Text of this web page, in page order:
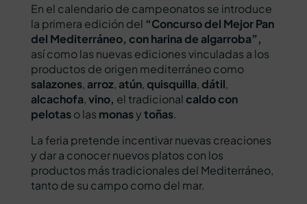
En el calendario de campeonatos se introduce
la primera edición del “Concurso del Mejor Pan
del Mediterráneo, con harina de algarroba”,
así como las nuevas ediciones vinculadas a los
productos de origen mediterráneo como
salazones,arroz,atún,quisquilla,dátil,
alcachofa,vino, el tradicionalcaldo con
pelotaso las monasytoñas.
La feria pretende incentivar nuevas creaciones
y dar a conocer nuevos platos con los
productos más tradicionales del Mediterráneo,
tanto de su campo como del mar.